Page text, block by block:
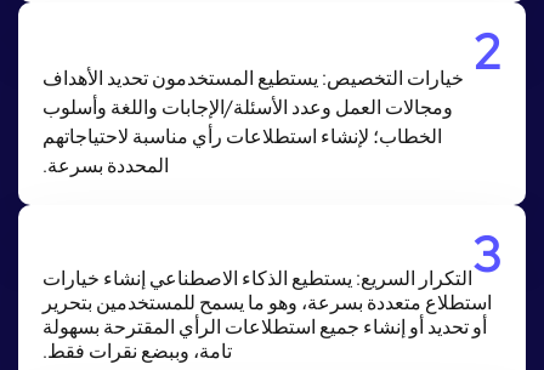
خيارات التخصيص: يستطيع المستخدمون تحديد الأهداف
ومجالات العمل وعدد الأسئلة/الإجابات واللغة وأسلوب
الخطاب؛ لإنشاء استطلاعات رأي مناسبة لاحتياجاتهم
المحددة بسرعة.
التكرار السريع: يستطيع الذكاء الاصطناعي إنشاء خيارات
استطلاع متعددة بسرعة، وهو ما يسمح للمستخدمين بتحرير
أو تحديد أو إنشاء جميع استطلاعات الرأي المقترحة بسهولة
تامة، وببضع نقرات فقط.